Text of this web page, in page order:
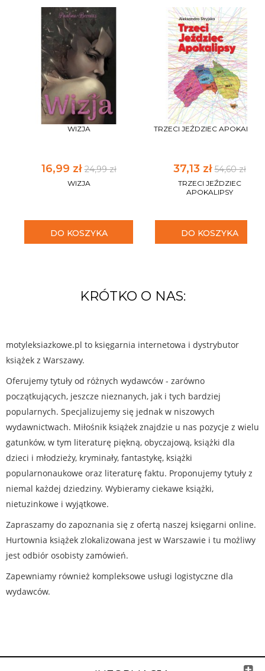
WIZJA
16,99 zł24,99 zł
WIZJA
DO KOSZYKA
TRZECI JEŹDZIEC APOKALIPSY
37,13 zł54,60 zł
TRZECI JEŹDZIEC
APOKALIPSY
DO KOSZYKA
KRÓTKO O NAS:
motyleksiazkowe.pl to księgarnia internetowa i dystrybutor
książek z Warszawy.
Oferujemy tytuły od różnych wydawców - zarówno
początkujących, jeszcze nieznanych, jak i tych bardziej
popularnych. Specjalizujemy się jednak w niszowych
wydawnictwach. Miłośnik książek znajdzie u nas pozycje z wielu
gatunków, w tym literaturę piękną, obyczajową, książki dla
dzieci i młodzieży, kryminały, fantastykę, książki
popularnonaukowe oraz literaturę faktu. Proponujemy tytuły z
niemal każdej dziedziny. Wybieramy ciekawe książki,
nietuzinkowe i wyjątkowe.
Zapraszamy do zapoznania się z ofertą naszej księgarni online.
Hurtownia książek zlokalizowana jest w Warszawie i tu możliwy
jest odbiór osobisty zamówień.
Zapewniamy również kompleksowe usługi logistyczne dla
wydawców.